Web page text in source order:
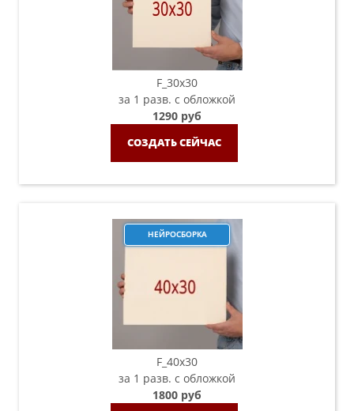
F_30х30
за 1 разв. с обложкой
1290 руб
СОЗДАТЬ СЕЙЧАС
НЕЙРОСБОРКА
F_40x30
за 1 разв. с обложкой
1800 руб